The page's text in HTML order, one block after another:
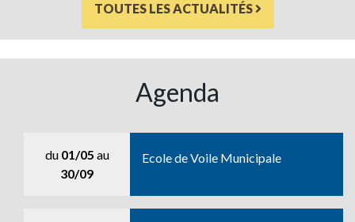
TOUTES LES ACTUALITÉS
Agenda
du 01/05 au
30/09
Ecole de Voile Municipale